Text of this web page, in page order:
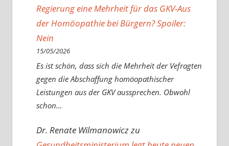
Regierung eine Mehrheit für das GKV-Aus
der Homöopathie bei Bürgern? Spoiler:
Nein
15/05/2026
Es ist schön, dass sich die Mehrheit der Vefragten
gegen die Abschaffung homöopathischer
Leistungen aus der GKV aussprechen. Obwohl
schon…
Dr. Renate Wilmanowiczzu